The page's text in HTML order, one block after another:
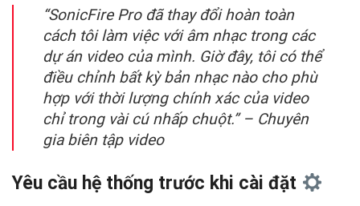
“SonicFire Pro đã thay đổi hoàn toàn
cách tôi làm việc với âm nhạc trong các
dự án video của mình. Giờ đây, tôi có thể
điều chỉnh bất kỳ bản nhạc nào cho phù
hợp với thời lượng chính xác của video
chỉ trong vài cú nhấp chuột.” – Chuyên
gia biên tập video
Yêu cầu hệ thống trước khi cài đặt